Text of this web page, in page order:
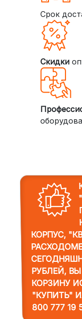
Срок
Скидки
КОРПУС,
РУБЛЕЙ,
КОРЗИНУ
"КУПИТЬ"
800 777 19